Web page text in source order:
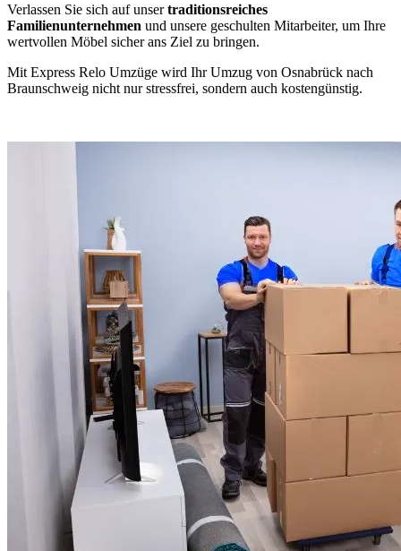
Verlassen Sie sich auf unsertraditionsreiches
Familienunternehmen und unsere geschulten Mitarbeiter, um Ihre
wertvollen Möbel sicher ans Ziel zu bringen.
Mit Express Relo Umzüge wird Ihr Umzug von Osnabrück nach
Braunschweig nicht nur stressfrei, sondern auch kostengünstig.